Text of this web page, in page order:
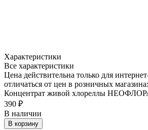
Характеристики
Все характеристики
Цена действительна только для
отличаться от цен в розничных
Концентрат живой хлореллы
390 ₽
В наличии
В корзину